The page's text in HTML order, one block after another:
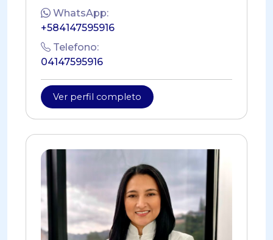
WhatsApp:
+584147595916
Telefono:
04147595916
Ver perfil completo